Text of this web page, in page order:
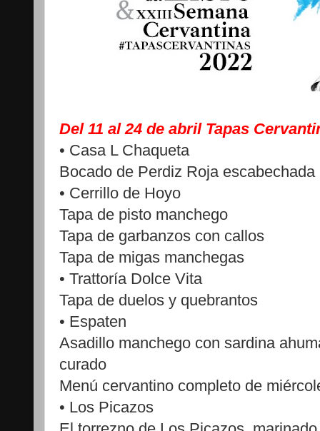
Del 11 al 24 de abril Tapas
• Casa L Chaqueta
Bocado de Perdiz Roja
• Cerrillo de Hoyo
Tapa de pisto manchego
Tapa de garbanzos con callos
Tapa de migas manchegas
• Trattoría Dolce Vita
Tapa de duelos y quebrantos
• Espaten
Asadillo manchego con sardina
curado
Menú cervantino completo de
• Los Picazos